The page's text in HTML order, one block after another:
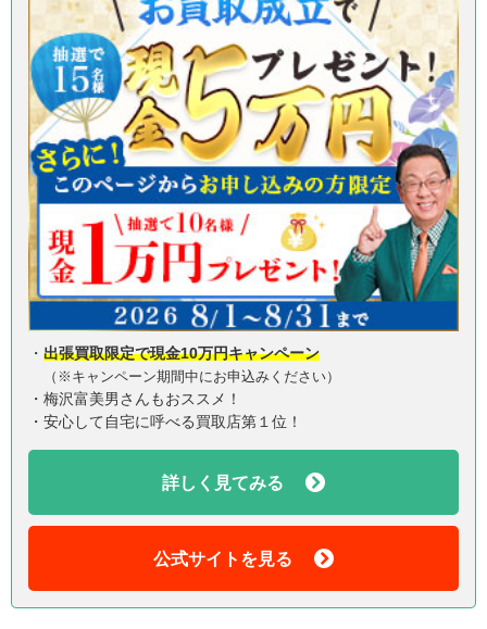
・ 出張買取限定で現金10万円キャンペーン
（※キャンペーン期間中にお申込みください）
・梅沢富美男さんもおススメ！
・安心して自宅に呼べる買取店第１位！
詳しく見てみる
公式サイトを見る